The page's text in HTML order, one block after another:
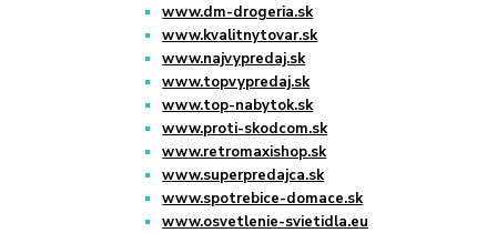
www.dm-drogeria.sk
www.kvalitnytovar.sk
www.najvypredaj.sk
www.topvypredaj.sk
www.top-nabytok.sk
www.proti-skodcom.sk
www.retromaxishop.sk
www.superpredajca.sk
www.spotrebice-domace.sk
www.osvetlenie-svietidla.eu